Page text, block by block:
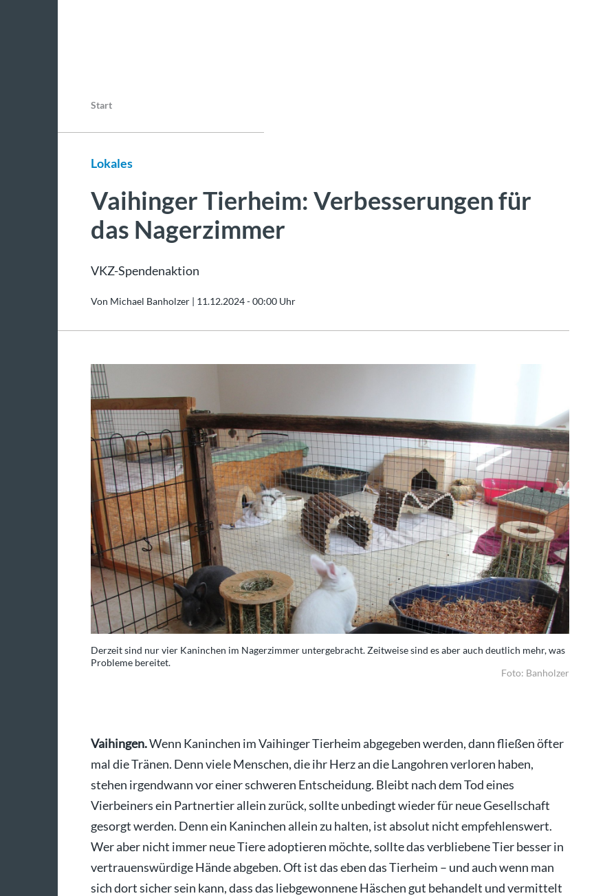
Start
Lokales
Vaihinger Tierheim: Verbesserungen für
das Nagerzimmer
VKZ-Spendenaktion
Von Michael Banholzer | 11.12.2024 - 00:00 Uhr
Derzeit sind nur vier Kaninchen im Nagerzimmer untergebracht. Zeitweise sind es aber auch deutlich mehr, was
Probleme bereitet.
Foto: Banholzer
Vaihingen.Wenn Kaninchen im Vaihinger Tierheim abgegeben werden, dann fließen öfter
mal die Tränen. Denn viele Menschen, die ihr Herz an die Langohren verloren haben,
stehen irgendwann vor einer schweren Entscheidung. Bleibt nach dem Tod eines
Vierbeiners ein Partnertier allein zurück, sollte unbedingt wieder für neue Gesellschaft
gesorgt werden. Denn ein Kaninchen allein zu halten, ist absolut nicht empfehlenswert.
Wer aber nicht immer neue Tiere adoptieren möchte, sollte das verbliebene Tier besser in
vertrauenswürdige Hände abgeben. Oft ist das eben das Tierheim – und auch wenn man
sich dort sicher sein kann, dass das liebgewonnene Häschen gut behandelt und vermittelt